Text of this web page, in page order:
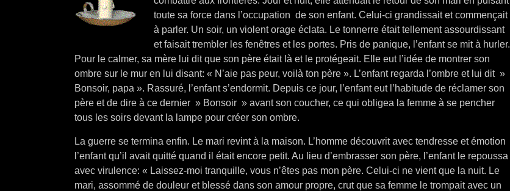
toute sa force dans l’occupation de son enfant. Celui-ci grandissait et commençait
à parler. Un soir, un violent orage éclata. Le tonnerre était tellement assourdissant
et faisait trembler les fenêtres et les portes. Pris de panique, l’enfant se mit à hurler.
Pour le calmer, sa mère lui dit que son père était là et le protégeait. Elle eut l’idée de montrer son
ombre sur le mur en lui disant: « N’aie pas peur, voilà ton père ». L’enfant regarda l’ombre et lui dit »
Bonsoir, papa ». Rassuré, l’enfant s’endormit. Depuis ce jour, l’enfant eut l’habitude de réclamer son
père et de dire à ce dernier » Bonsoir » avant son coucher, ce qui obligea la femme à se pencher
tous les soirs devant la lampe pour créer son ombre.
La guerre se termina enfin. Le mari revint à la maison. L’homme découvrit avec tendresse et émotion
l’enfant qu’il avait quitté quand il était encore petit. Au lieu d’embrasser son père, l’enfant le repoussa
avec virulence: « Laissez-moi tranquille, vous n’êtes pas mon père. Celui-ci ne vient que la nuit. Le
mari, assommé de douleur et blessé dans son amour propre, crut que sa femme le trompait avec un